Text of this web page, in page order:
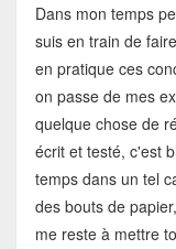
Dans mon temps
suis en train de
en pratique ces
on passe de mes
quelque chose de
écrit et testé, c'est
temps dans un tel
des bouts de
me reste à mettre